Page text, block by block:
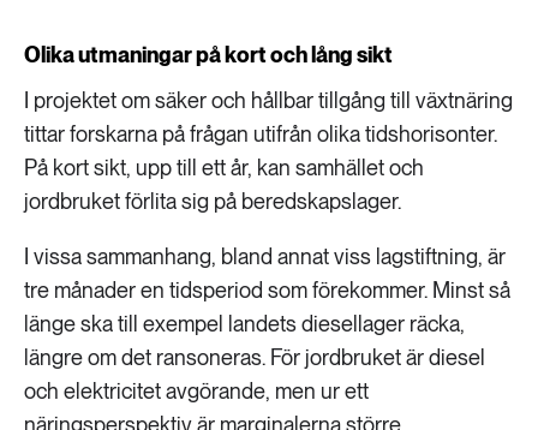
Olika utmaningar på kort och lång sikt
I projektet om säker och hållbar tillgång till växtnäring
tittar forskarna på frågan utifrån olika tidshorisonter.
På kort sikt, upp till ett år, kan samhället och
jordbruket förlita sig på beredskapslager.
I vissa sammanhang, bland annat viss lagstiftning, är
tre månader en tidsperiod som förekommer. Minst så
länge ska till exempel landets diesellager räcka,
längre om det ransoneras. För jordbruket är diesel
och elektricitet avgörande, men ur ett
näringsperspektiv är marginalerna större.